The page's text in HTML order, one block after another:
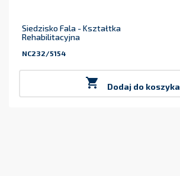
Siedzisko Fala - Kształtka
Rehabilitacyjna
NC232/5154
 Dodaj do koszyka